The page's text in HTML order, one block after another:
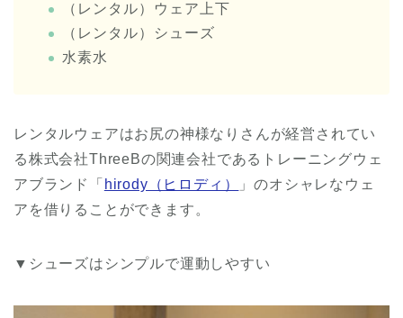
（レンタル）ウェア上下
（レンタル）シューズ
水素水
レンタルウェアはお尻の神様なりさんが経営されてい
る株式会社ThreeBの関連会社であるトレーニングウェ
アブランド「 hirody（ヒロディ）
」のオシャレなウェ
アを借りることができます。
▼シューズはシンプルで運動しやすい